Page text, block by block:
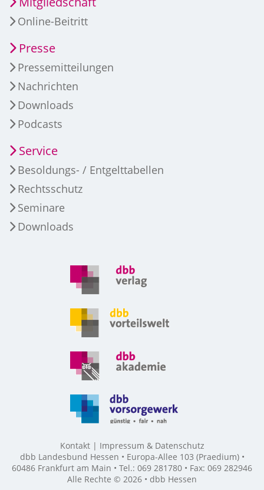
Online-Beitritt
Presse
Pressemitteilungen
Nachrichten
Downloads
Podcasts
Service
Besoldungs- / Entgelttabellen
Rechtsschutz
Seminare
Downloads
Kontakt
Impressum & Datenschutz
dbb Landesbund Hessen • Europa-Allee 103 (Praedium) •
60486 Frankfurt am Main • Tel.: 069 281780 • Fax: 069 282946
Alle Rechte © 2026 • dbb Hessen